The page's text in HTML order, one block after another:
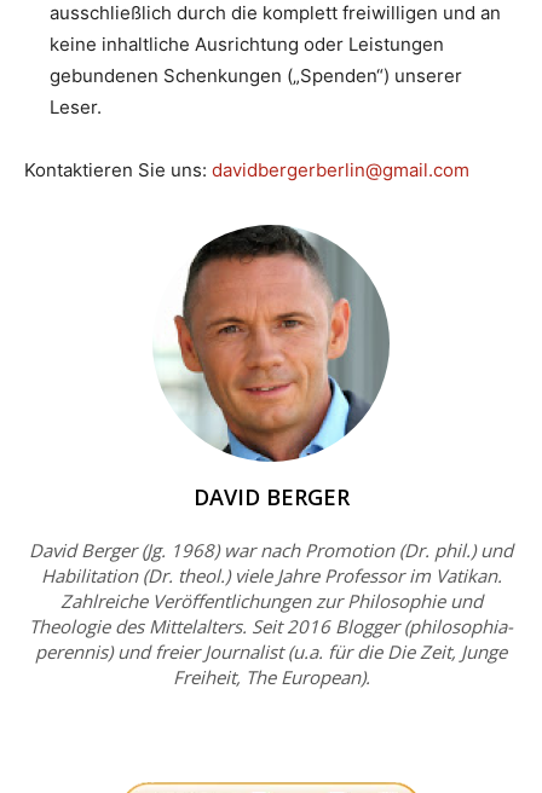
ausschließlich durch die komplett freiwilligen und an
keine inhaltliche Ausrichtung oder Leistungen
gebundenen Schenkungen („Spenden“) unserer
Leser.
Kontaktieren Sie uns: davidbergerberlin@gmail.com
DAVID BERGER
David Berger (Jg. 1968) war nach Promotion (Dr. phil.) und
Habilitation (Dr. theol.) viele Jahre Professor im Vatikan.
Zahlreiche Veröffentlichungen zur Philosophie und
Theologie des Mittelalters. Seit 2016 Blogger (philosophia-
perennis) und freier Journalist (u.a. für die Die Zeit, Junge
Freiheit, The European).